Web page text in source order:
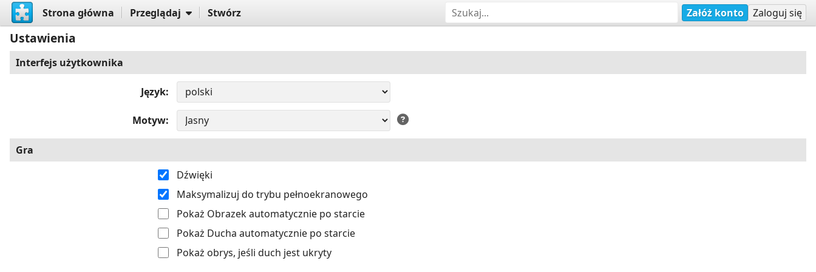
Strona główna Przeglądaj Stwórz Załóż konto Zaloguj się
Ustawienia
Interfejs użytkownika
Język
Motyw
Gra
Dźwięki
Maksymalizuj do trybu pełnoekranowego
Pokaż Obrazek automatycznie po starcie
Pokaż Ducha automatycznie po starcie
Pokaż obrys, jeśli duch jest ukryty